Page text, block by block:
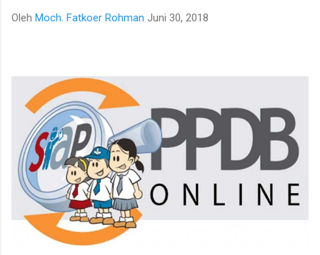
Oleh Moch. Fatkoer Rohman Juni 30, 2018